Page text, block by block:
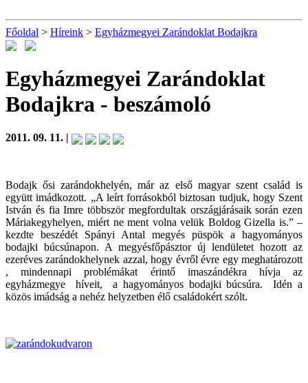
Főoldal > Híreink > Egyházmegyei Zarándoklat Bodajkra
Egyházmegyei Zarándoklat
Bodajkra - beszámoló
2011. 09. 11. |
Bodajk ősi zarándokhelyén, már az első magyar szent család is
együtt imádkozott. „A leírt forrásokból biztosan tudjuk, hogy Szent
István és fia Imre többször megfordultak országjárásaik során ezen
Máriakegyhelyen, miért ne ment volna velük Boldog Gizella is.” –
kezdte beszédét Spányi Antal megyés püspök a hagyományos
bodajki búcsúnapon. A megyésfőpásztor új lendületet hozott az
ezeréves zarándokhelynek azzal, hogy évről évre egy meghatározott
, mindennapi problémákat érintő imaszándékra hívja az
egyházmegye híveit, a hagyományos bodajki búcsúra. Idén a
közös imádság a nehéz helyzetben élő családokért szólt.